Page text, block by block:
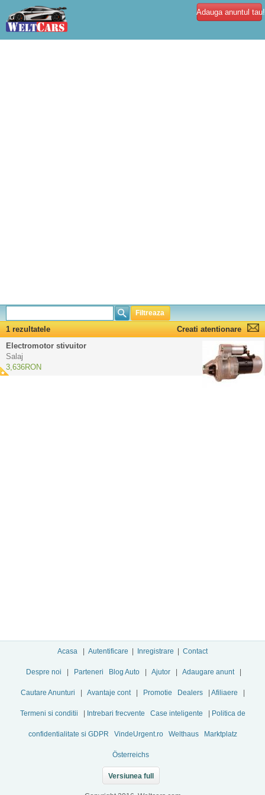
Adauga anuntul tau!
Filtreaza
1 rezultatele
Creati atentionare
Electromotor stivuitor
Salaj
3,636RON
Acasa Autentificare Inregistrare Contact
Despre noi Parteneri Blog Auto| Ajutor| Adaugare anunt|
Cautare Anunturi Avantaje cont| Promotie Dealers| Afiliaere
Termeni si conditii Intrebari frecvente Case inteligente Politica de
confidentialitate si GDPR VindeUrgent.ro Welthaus Marktplatz
Österreichs
Versiunea full